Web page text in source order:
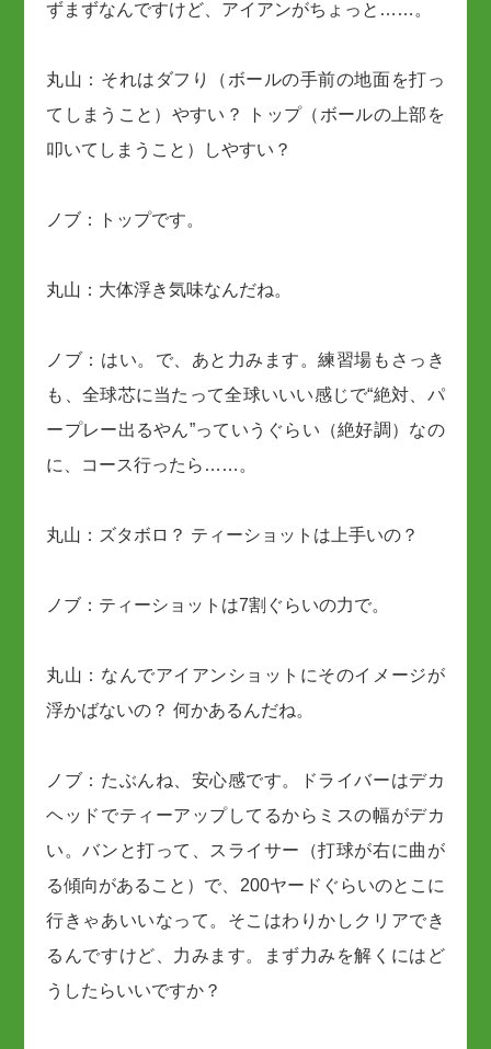
ずまずなんですけど、アイアンがちょっと……。
丸山：それはダフり（ボールの手前の地面を打っ
てしまうこと）やすい？ トップ（ボールの上部を
叩いてしまうこと）しやすい？
ノブ：トップです。
丸山：大体浮き気味なんだね。
ノブ：はい。で、あと力みます。練習場もさっき
も、全球芯に当たって全球いいい感じで“絶対、パ
ープレー出るやん”っていうぐらい（絶好調）なの
に、コース行ったら……。
丸山：ズタボロ？ ティーショットは上手いの？
ノブ：ティーショットは7割ぐらいの力で。
丸山：なんでアイアンショットにそのイメージが
浮かばないの？ 何かあるんだね。
ノブ：たぶんね、安心感です。ドライバーはデカ
ヘッドでティーアップしてるからミスの幅がデカ
い。バンと打って、スライサー（打球が右に曲が
る傾向があること）で、200ヤードぐらいのとこに
行きゃあいいなって。そこはわりかしクリアでき
るんですけど、力みます。まず力みを解くにはど
うしたらいいですか？